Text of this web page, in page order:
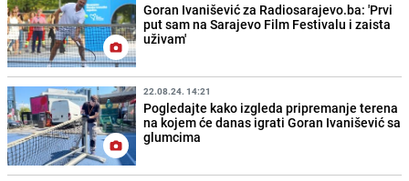
Goran Ivanišević za Radiosarajevo.ba: 'Prvi
put sam na Sarajevo Film Festivalu i zaista
uživam'
22.08.24. 14:21
Pogledajte kako izgleda pripremanje terena
na kojem će danas igrati Goran Ivanišević sa
glumcima